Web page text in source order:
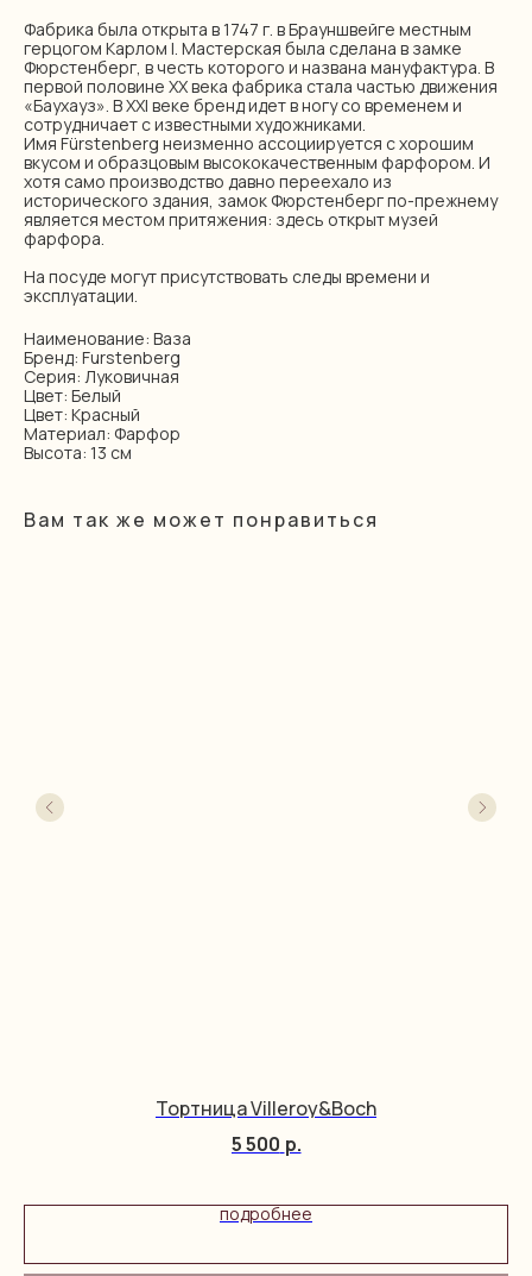
Фабрика была открыта в 1747 г. в Брауншвейге местным
герцогом Карлом I. Мастерская была сделана в замке
Фюрстенберг, в честь которого и названа мануфактура. В
первой половине XX века фабрика стала частью движения
«Баухауз». В XXI веке бренд идет в ногу со временем и
сотрудничает с известными художниками.
Имя Fürstenberg неизменно ассоциируется с хорошим
вкусом и образцовым высококачественным фарфором. И
хотя само производство давно переехало из
исторического здания, замок Фюрстенберг по-прежнему
является местом притяжения: здесь открыт музей
фарфора.
На посуде могут присутствовать следы времени и
эксплуатации.
Наименование: Ваза
Бренд: Furstenberg
Серия: Луковичная
Цвет: Белый
Цвет: Красный
Материал: Фарфор
Высота: 13 см
Вам так же может понравиться
Тортница Villeroy&Boch
5 500 р.
подробнее